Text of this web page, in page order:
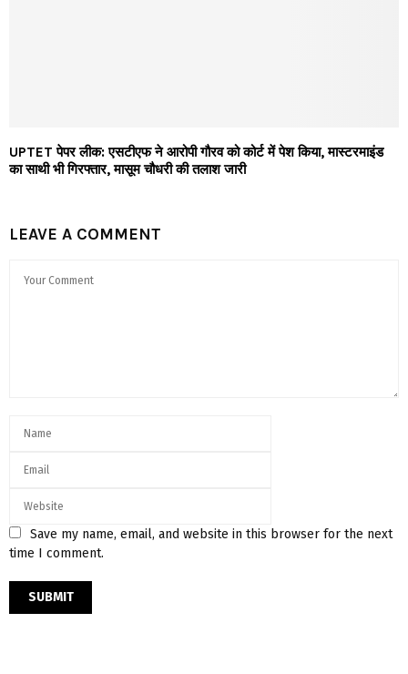
UPTET पेपर लीक: एसटीएफ ने आरोपी गौरव को कोर्ट में पेश किया, मास्टरमाइंड
का साथी भी गिरफ्तार, मासूम चौधरी की तलाश जारी
LEAVE A COMMENT
Save my name, email, and website in this browser for the next
time I comment.